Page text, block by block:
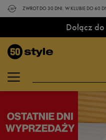
ZWROT DO 30 DNI. W KLUBIE DO 60
Dołącz